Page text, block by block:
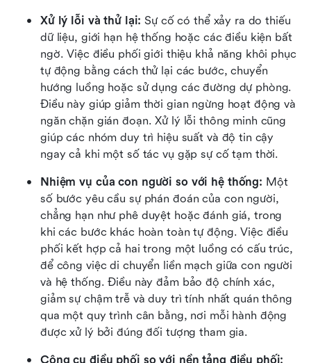
Xử lý lỗi và thử lại: Sự cố có thể xảy ra do thiếu
dữ liệu, giới hạn hệ thống hoặc các điều kiện bất
ngờ. Việc điều phối giới thiệu khả năng khôi phục
tự động bằng cách thử lại các bước, chuyển
hướng luồng hoặc sử dụng các đường dự phòng.
Điều này giúp giảm thời gian ngừng hoạt động và
ngăn chặn gián đoạn. Xử lý lỗi thông minh cũng
giúp các nhóm duy trì hiệu suất và độ tin cậy
ngay cả khi một số tác vụ gặp sự cố tạm thời.
Nhiệm vụ của con người so với hệ thống: Một
số bước yêu cầu sự phán đoán của con người,
chẳng hạn như phê duyệt hoặc đánh giá, trong
khi các bước khác hoàn toàn tự động. Việc điều
phối kết hợp cả hai trong một luồng có cấu trúc,
để công việc di chuyển liền mạch giữa con người
và hệ thống. Điều này đảm bảo độ chính xác,
giảm sự chậm trễ và duy trì tính nhất quán thông
qua một quy trình cân bằng, nơi mỗi hành động
được xử lý bởi đúng đối tượng tham gia.